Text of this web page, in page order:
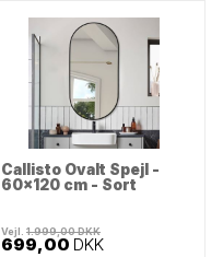
Callisto Ovalt Spejl -
60x120 cm - Sort
699,00 DKK
Vejl. 1.999,00DKK